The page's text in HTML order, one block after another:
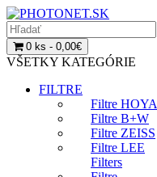
0 ks - 0,00€
VŠETKY KATEGÓRIE
FILTRE
Filtre HOYA
Filtre B+W
Filtre ZEISS
Filtre LEE
Filters